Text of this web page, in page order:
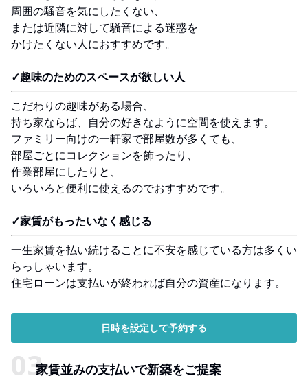
周囲の騒音を気にしたくない、
または近隣に対して騒音による迷惑を
かけたくない人におすすめです。
✓趣味のためのスペースが欲しい人
こだわりの趣味がある場合、
持ち家ならば、自分の好きなように空間を使えます。
ファミリー向けの一軒家で部屋数が多くても、
部屋ごとにコレクションを飾ったり、
作業部屋にしたりと、
いろいろと便利に使えるのでおすすめです。
✓家賃がもったいなく感じる
一生家賃を払い続けることに不安を感じている方は多くい
らっしゃいます。
住宅ローンは支払いが終われば自分の資産になります。
日時を設定して予約する
家賃並みの支払いで新築をご提案